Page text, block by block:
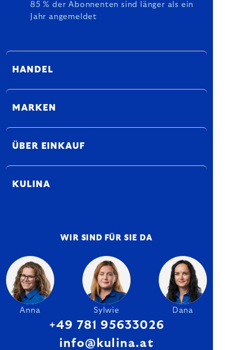
85 % der Abonnenten sind länger als ein
Jahr angemeldet
HANDEL
MARKEN
ÜBER EINKAUF
KULINA
WIR SIND FÜR SIE DA
Anna Sylwie Dana
+49 781 95633026
info@kulina.at